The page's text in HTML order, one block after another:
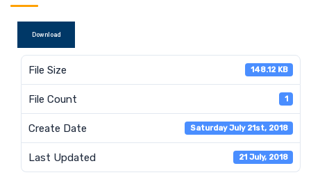
Download
File Size 148.12 KB
File Count 1
Create Date Saturday July 21st, 2018
Last Updated 21 July, 2018